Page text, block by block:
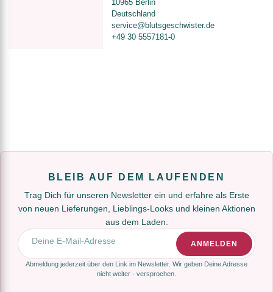
10965 Berlin
Deutschland
service@blutsgeschwister.de
+49 30 5557181-0
BLEIB AUF DEM LAUFENDEN
Trag Dich für unseren Newsletter ein und erfahre als Erste
von neuen Lieferungen, Lieblings-Looks und kleinen Aktionen
aus dem Laden.
E-Mail-Adresse
ANMELDEN
Abmeldung jederzeit über den Link im Newsletter. Wir geben Deine Adresse
nicht weiter - versprochen.